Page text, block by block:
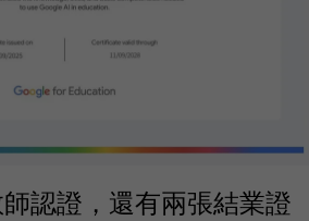
認證，還有兩張結業證